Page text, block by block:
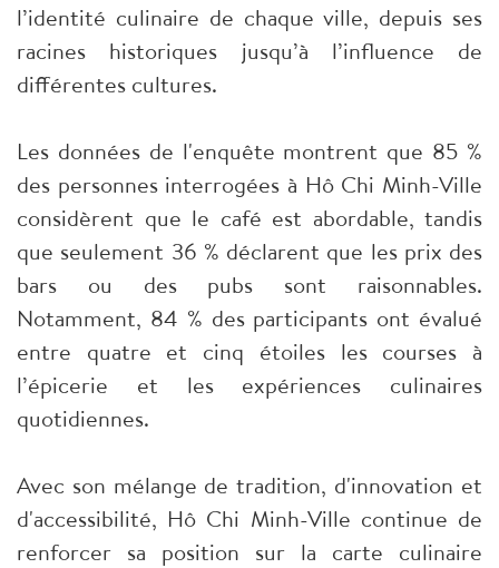
l’identité culinaire de chaque ville, depuis ses
racines historiques jusqu’à l’influence de
différentes cultures.
Les données de l'enquête montrent que 85 %
des personnes interrogées à Hô Chi Minh-Ville
considèrent que le café est abordable, tandis
que seulement 36 % déclarent que les prix des
bars ou des pubs sont raisonnables.
Notamment, 84 % des participants ont évalué
entre quatre et cinq étoiles les courses à
l’épicerie et les expériences culinaires
quotidiennes.
Avec son mélange de tradition, d'innovation et
d'accessibilité, Hô Chi Minh-Ville continue de
renforcer sa position sur la carte culinaire